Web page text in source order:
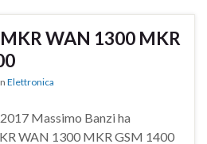
WAN 1300 MKR
Elettronica
Massimo Banzi ha
WAN 1300 MKR GSM 1400